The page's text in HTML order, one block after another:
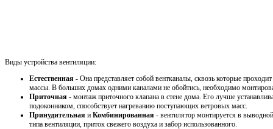
Виды устройства вентиляции:
Естественная - Она представляет собой вентканалы, сквозь которые
массы. В больших домах одними каналами не обойтись, необходимо
Приточная - монтаж приточного клапана в стене дома. Его лучше
подоконником, способствует нагреванию поступающих ветровых масс.
Принудительная и Комбинированная - вентилятор монтируется в
типа вентиляции, приток свежего воздуха и забор использованного.